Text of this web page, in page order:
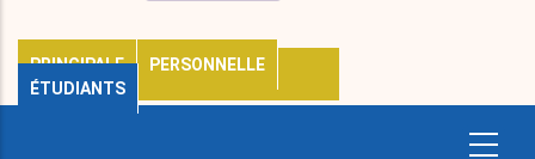
PRINCIPALE
PERSONNELLE
ÉTUDIANTS